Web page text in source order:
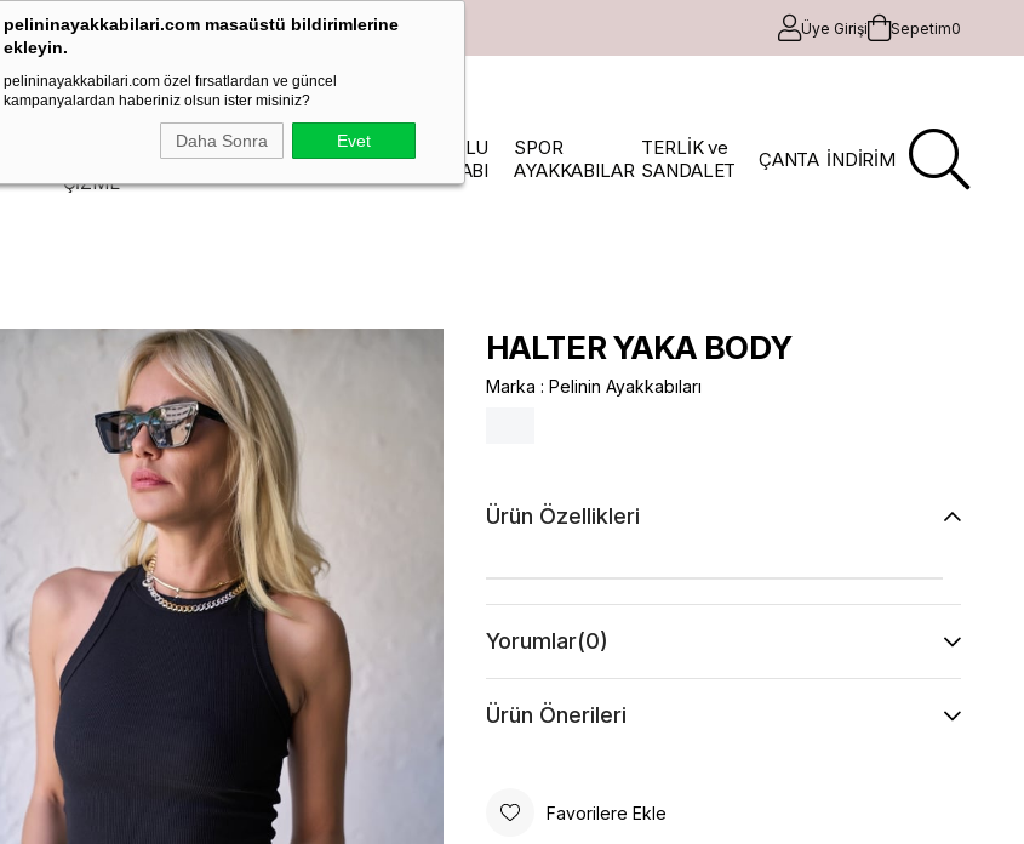
pelininayakkabilari.com masaüstü bildirimlerine
ekleyin.
pelininayakkabilari.com özel fırsatlardan ve güncel
kampanyalardan haberiniz olsun ister misiniz?
Daha Sonra Evet
Üye Girişi Sepetim0
ÇİZME
STİLETTO MAKOSEN
TOPUKLU
AYAKKABI
SPOR
AYAKKABILAR
TERLİK ve
SANDALET
ÇANTA İNDİRİM
HALTER YAKA BODY
Marka : Pelinin Ayakkabıları
Ürün Özellikleri
Yorumlar(0)
Ürün Önerileri
Favorilere Ekle